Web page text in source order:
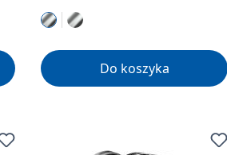
Do koszyka